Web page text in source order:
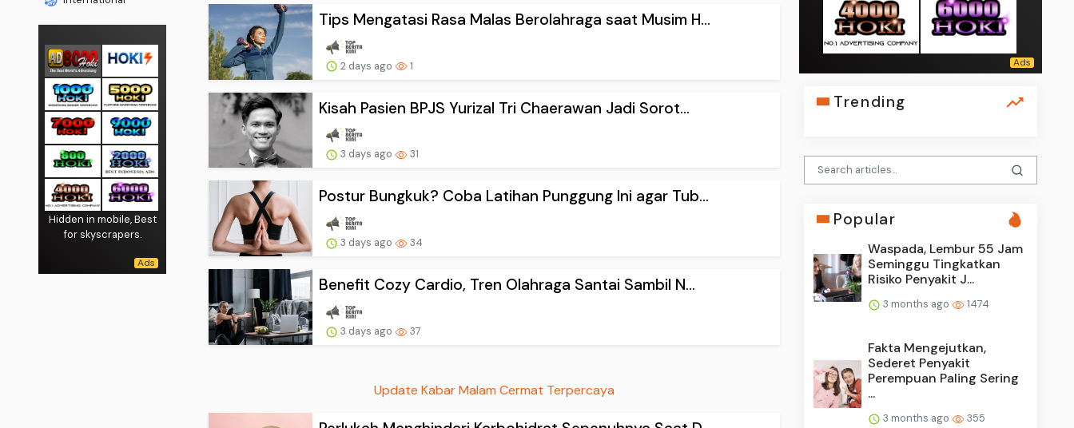
Hidden in mobile, Best
for skyscrapers.
Tips Mengatasi Rasa Malas Berolahraga saat Musim H...
2 days ago 1
Kisah Pasien BPJS Yurizal Tri Chaerawan Jadi Sorot...
3 days ago 31
Postur Bungkuk? Coba Latihan Punggung Ini agar Tub...
3 days ago 34
Benefit Cozy Cardio, Tren Olahraga Santai Sambil N...
3 days ago 37
Update Kabar Malam Cermat Terpercaya
Trending
Popular
Waspada, Lembur 55 Jam
Seminggu Tingkatkan
Risiko Penyakit J...
3 months ago 1474
Fakta Mengejutkan,
Sederet Penyakit
Perempuan Paling Sering
...
3 months ago 355